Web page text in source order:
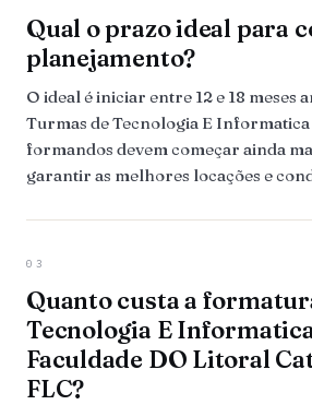
Qual o prazo ideal para
planejamento?
O ideal é iniciar entre 12 e 18 meses
Turmas de Tecnologia E Informatica
formandos devem começar ainda
garantir as melhores locações e
03
Quanto custa a
Tecnologia E
Faculdade DO Litoral
FLC?